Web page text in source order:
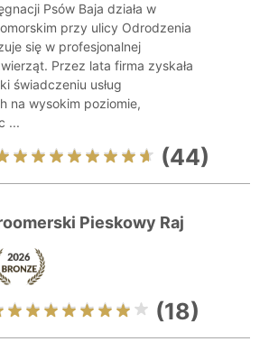
Psów Baja działa w
przy ulicy Odrodzenia
się w profesjonalnej
Przez lata firma zyskała
świadczeniu usług
na wysokim poziomie,
...
(44)
Pieskowy Raj
(18)